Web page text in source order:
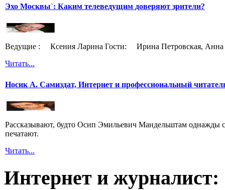
Эхо Москвы`: Каким телеведущим доверяют зрители?
Ведущие : Ксения Ларина Гости: Ирина Петровская, Анна
Читать...
Носик А. Самиздат, Интернет и профессиональный
Рассказывают, будто Осип Эмильевич Мандельштам однажды
печатают.
Читать...
Интернет и журналист: